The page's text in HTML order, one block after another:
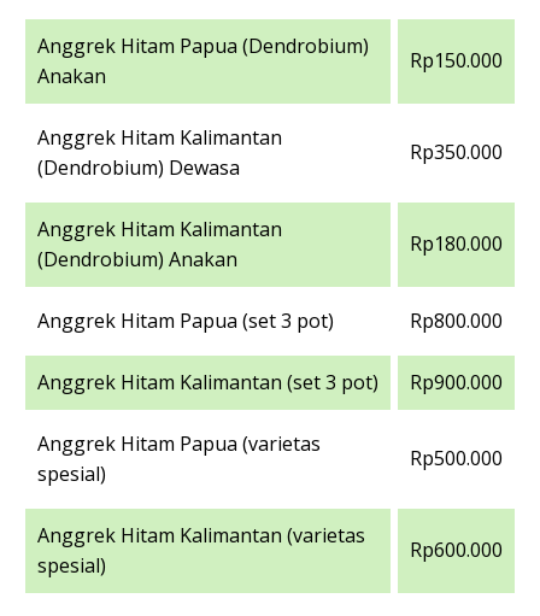
Anggrek Hitam Papua (Dendrobium)
Anakan
Rp150.000
Anggrek Hitam Kalimantan
(Dendrobium) Dewasa
Rp350.000
Anggrek Hitam Kalimantan
(Dendrobium) Anakan
Rp180.000
Anggrek Hitam Papua (set 3 pot) Rp800.000
Anggrek Hitam Kalimantan (set 3 pot) Rp900.000
Anggrek Hitam Papua (varietas
spesial)
Rp500.000
Anggrek Hitam Kalimantan (varietas
spesial)
Rp600.000